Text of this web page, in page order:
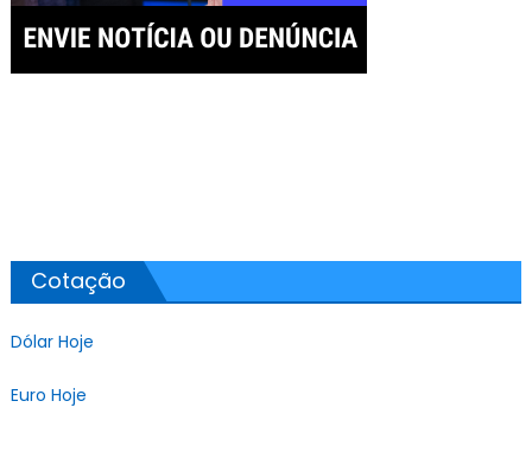
Cotação
Dólar Hoje
Euro Hoje